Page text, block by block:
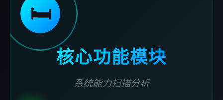
🛏️
核心功能模块
系统能力扫描分析